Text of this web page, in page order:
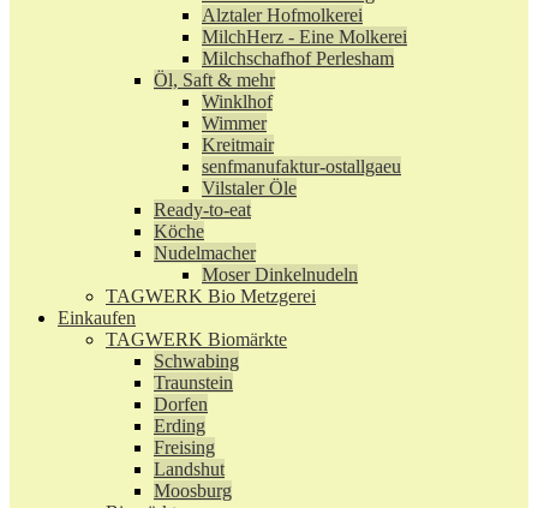
Alztaler Hofmolkerei
MilchHerz - Eine Molkerei
Milchschafhof Perlesham
Öl, Saft & mehr
Winklhof
Wimmer
Kreitmair
senfmanufaktur-ostallgaeu
Vilstaler Öle
Ready-to-eat
Köche
Nudelmacher
Moser Dinkelnudeln
TAGWERK Bio Metzgerei
Einkaufen
TAGWERK Biomärkte
Schwabing
Traunstein
Dorfen
Erding
Freising
Landshut
Moosburg